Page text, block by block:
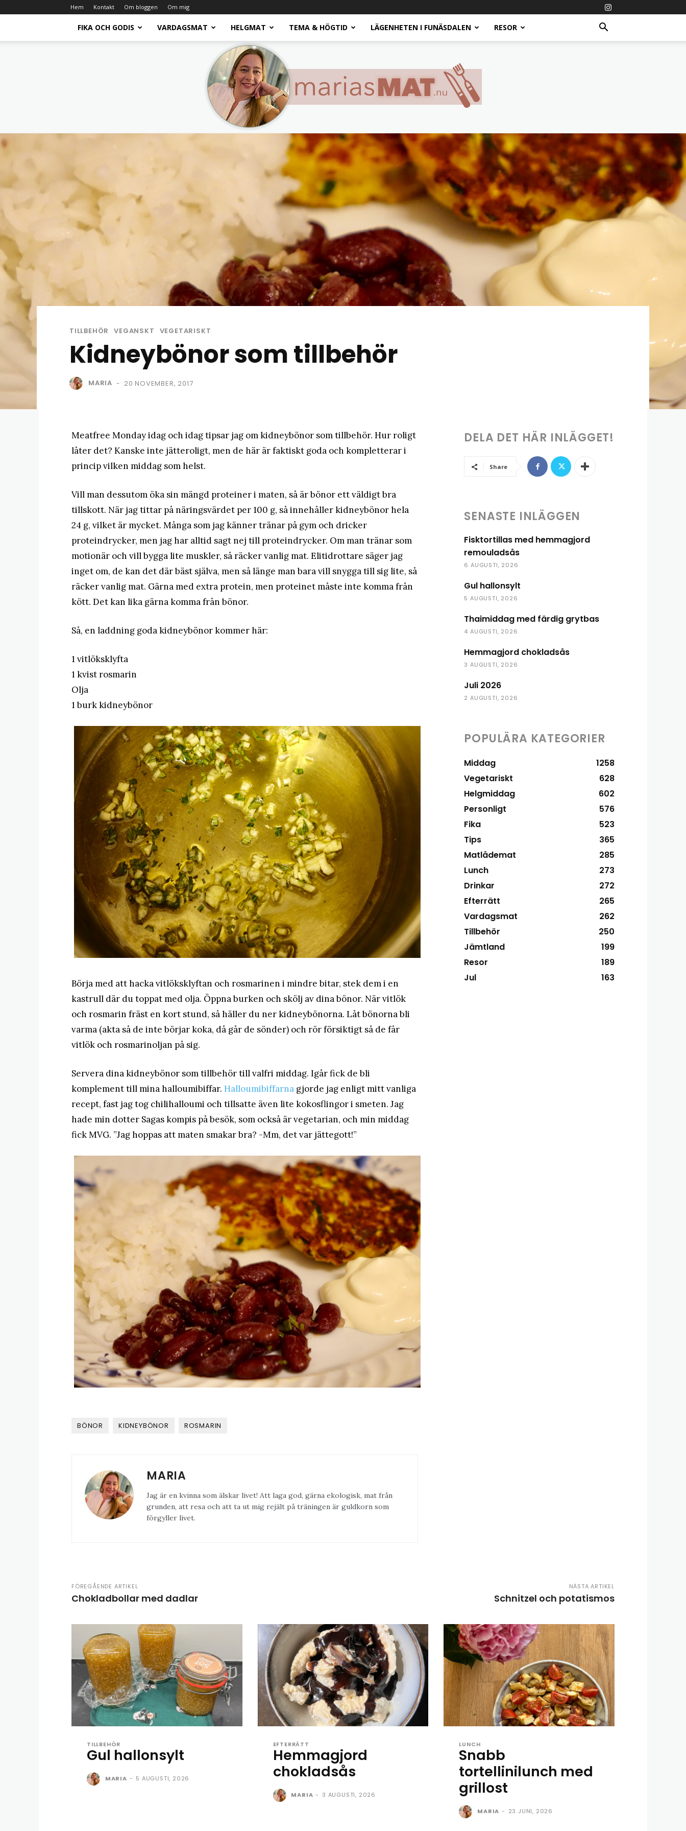
Hem Kontakt Om bloggen Om mig
FIKA OCH GODIS VARDAGSMAT HELGMAT TEMA & HÖGTID LÄGENHETEN I FUNÄSDALEN RESOR
matblogg
TILLBEHÖR VEGANSKT VEGETARISKT
Kidneybönor som tillbehör
MARIA - 20 NOVEMBER, 2017
Meatfree Monday idag och idag tipsar jag om kidneybönor som tillbehör. Hur roligt
låter det? Kanske inte jätteroligt, men de här är faktiskt goda och kompletterar i
princip vilken middag som helst.
Vill man dessutom öka sin mängd proteiner i maten, så är bönor ett väldigt bra
tillskott. När jag tittar på näringsvärdet per 100 g, så innehåller kidneybönor hela
24 g, vilket är mycket. Många som jag känner tränar på gym och dricker
proteindrycker, men jag har alltid sagt nej till proteindrycker. Om man tränar som
motionär och vill bygga lite muskler, så räcker vanlig mat. Elitidrottare säger jag
inget om, de kan det där bäst själva, men så länge man bara vill snygga till sig lite, så
räcker vanlig mat. Gärna med extra protein, men proteinet måste inte komma från
kött. Det kan lika gärna komma från bönor.
Så, en laddning goda kidneybönor kommer här:
1 vitlöksklyfta
1 kvist rosmarin
Olja
1 burk kidneybönor
Börja med att hacka vitlöksklyftan och rosmarinen i mindre bitar, stek dem i en
kastrull där du toppat med olja. Öppna burken och skölj av dina bönor. När vitlök
och rosmarin fräst en kort stund, så häller du ner kidneybönorna. Låt bönorna bli
varma (akta så de inte börjar koka, då går de sönder) och rör försiktigt så de får
vitlök och rosmarinoljan på sig.
Servera dina kidneybönor som tillbehör till valfri middag. Igår fick de bli
komplement till mina halloumibiffar. Halloumibiffarna gjorde jag enligt mitt vanliga
recept, fast jag tog chilihalloumi och tillsatte även lite kokosflingor i smeten. Jag
hade min dotter Sagas kompis på besök, som också är vegetarian, och min middag
fick MVG. ”Jag hoppas att maten smakar bra? -Mm, det var jättegott!”
BÖNOR KIDNEYBÖNOR ROSMARIN
MARIA
Jag är en kvinna som älskar livet! Att laga god, gärna ekologisk, mat från
grunden, att resa och att ta ut mig rejält på träningen är guldkorn som
förgyller livet.
DELA DET HÄR INLÄGGET!
Share
SENASTE INLÄGGEN
Fisktortillas med hemmagjord
remouladsås
6 AUGUSTI, 2026
Gul hallonsylt
5 AUGUSTI, 2026
Thaimiddag med färdig grytbas
4 AUGUSTI, 2026
Hemmagjord chokladsås
3 AUGUSTI, 2026
Juli 2026
2 AUGUSTI, 2026
POPULÄRA KATEGORIER
Middag
1258
Vegetariskt
628
Helgmiddag
602
Personligt
576
Fika
523
Tips
365
Matlådemat
285
Lunch
273
Drinkar
272
Efterrätt
265
Vardagsmat
262
Tillbehör
250
Jämtland
199
Resor
189
Jul
163
FÖREGÅENDE ARTIKEL
Chokladbollar med dadlar
NÄSTA ARTIKEL
Schnitzel och potatismos
TILLBEHÖR
Gul hallonsylt
MARIA - 5 AUGUSTI, 2026
EFTERRÄTT
Hemmagjord
chokladsås
MARIA - 3 AUGUSTI, 2026
LUNCH
Snabb
tortellinilunch med
grillost
MARIA - 23 JUNI, 2026